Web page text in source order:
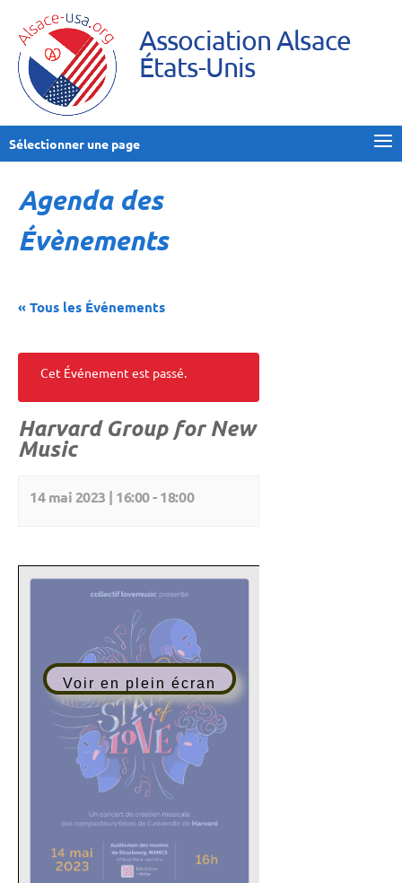
Association Alsace
États-Unis
Sélectionner une page
Agenda des
Évènements
« Tous les Événements
Cet Événement est passé.
Harvard Group for New
Music
14 mai 2023 | 16:00-18:00
Voir en plein écran